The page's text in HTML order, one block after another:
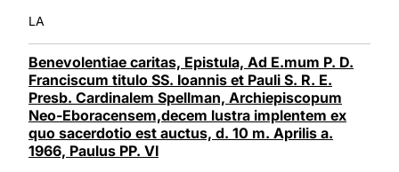
LA
Benevolentiae caritas, Epistula, Ad E.mum P. D.
Franciscum titulo SS. Ioannis et Pauli S. R. E.
Presb. Cardinalem Spellman, Archiepiscopum
Neo-Eboracensem,decem lustra implentem ex
quo sacerdotio est auctus, d. 10 m. Aprilis a.
1966, Paulus PP. VI